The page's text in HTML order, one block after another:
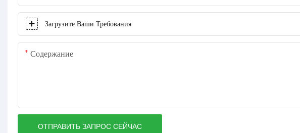
Загрузите Ваши Требования
Содержание
ОТПРАВИТЬ ЗАПРОС СЕЙЧАС